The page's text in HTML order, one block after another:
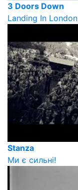
3 Doors Down
Landing In
Stanza
Ми є сильні!